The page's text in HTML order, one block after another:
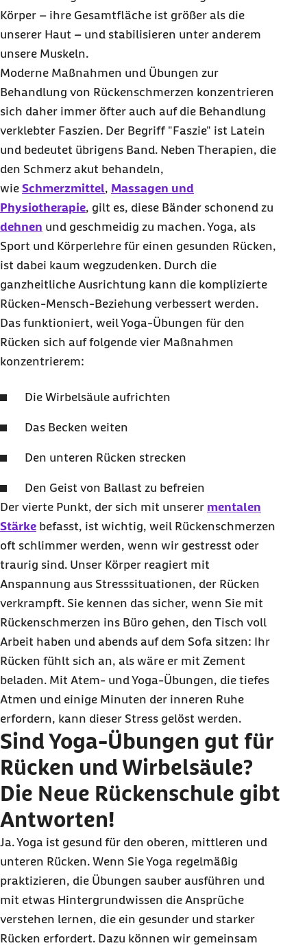
Körper – ihre Gesamtfläche ist größer als die
unserer Haut – und stabilisieren unter anderem
unsere Muskeln.
Moderne Maßnahmen und Übungen zur
Behandlung von Rückenschmerzen konzentrieren
sich daher immer öfter auch auf die Behandlung
verklebter Faszien. Der Begriff "Faszie" ist Latein
und bedeutet übrigens Band. Neben Therapien, die
den Schmerz akut behandeln,
wie Schmerzmittel, Massagen und
Physiotherapie, gilt es, diese Bänder schonend zu
dehnen und geschmeidig zu machen. Yoga, als
Sport und Körperlehre für einen gesunden Rücken,
ist dabei kaum wegzudenken. Durch die
ganzheitliche Ausrichtung kann die komplizierte
Rücken-Mensch-Beziehung verbessert werden.
Das funktioniert, weil Yoga-Übungen für den
Rücken sich auf folgende vier Maßnahmen
konzentrierem:
Die Wirbelsäule aufrichten
Das Becken weiten
Den unteren Rücken strecken
Den Geist von Ballast zu befreien
Der vierte Punkt, der sich mit unserer mentalen
Stärke befasst, ist wichtig, weil Rückenschmerzen
oft schlimmer werden, wenn wir gestresst oder
traurig sind. Unser Körper reagiert mit
Anspannung aus Stresssituationen, der Rücken
verkrampft. Sie kennen das sicher, wenn Sie mit
Rückenschmerzen ins Büro gehen, den Tisch voll
Arbeit haben und abends auf dem Sofa sitzen: Ihr
Rücken fühlt sich an, als wäre er mit Zement
beladen. Mit Atem- und Yoga-Übungen, die tiefes
Atmen und einige Minuten der inneren Ruhe
erfordern, kann dieser Stress gelöst werden.
Sind Yoga-Übungen gut für
Rücken und Wirbelsäule?
Die Neue Rückenschule gibt
Antworten!
Ja. Yoga ist gesund für den oberen, mittleren und
unteren Rücken. Wenn Sie Yoga regelmäßig
praktizieren, die Übungen sauber ausführen und
mit etwas Hintergrundwissen die Ansprüche
verstehen lernen, die ein gesunder und starker
Rücken erfordert. Dazu können wir gemeinsam